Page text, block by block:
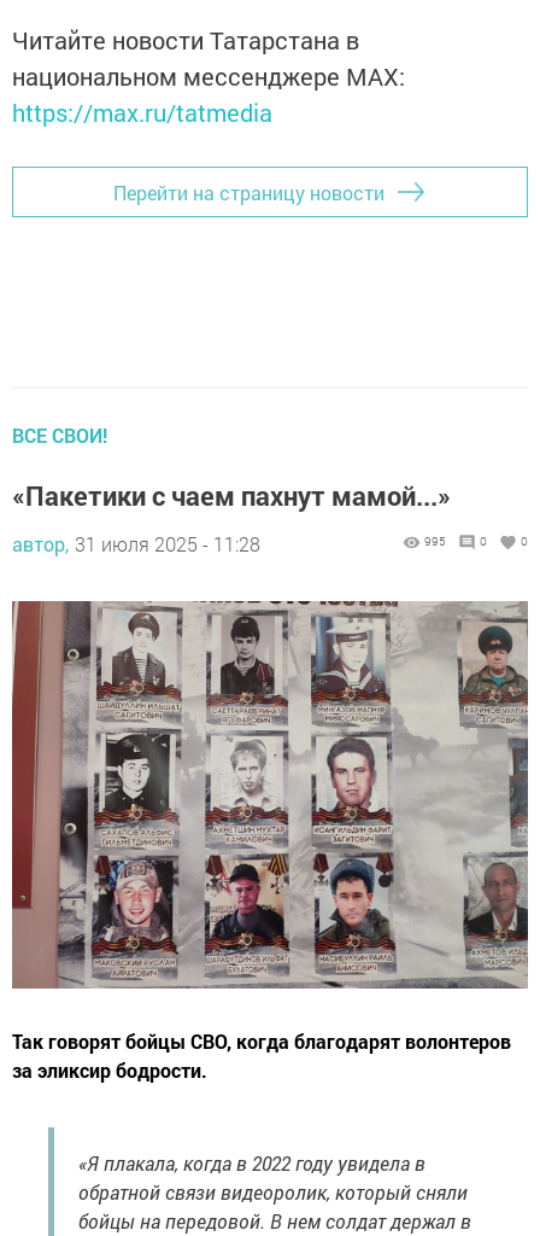
Читайте новости Татарстана в
национальном мессенджере MАХ:
https://max.ru/tatmedia
Перейти на страницу новости
ВСЕ СВОИ!
«Пакетики с чаем пахнут мамой...»
автор, 31 июля 2025 - 11:28 995 0 0
Так говорят бойцы СВО, когда благодарят волонтеров
за эликсир бодрости.
«Я плакала, когда в 2022 году увидела в
обратной связи видеоролик, который сняли
бойцы на передовой. В нем солдат держал в